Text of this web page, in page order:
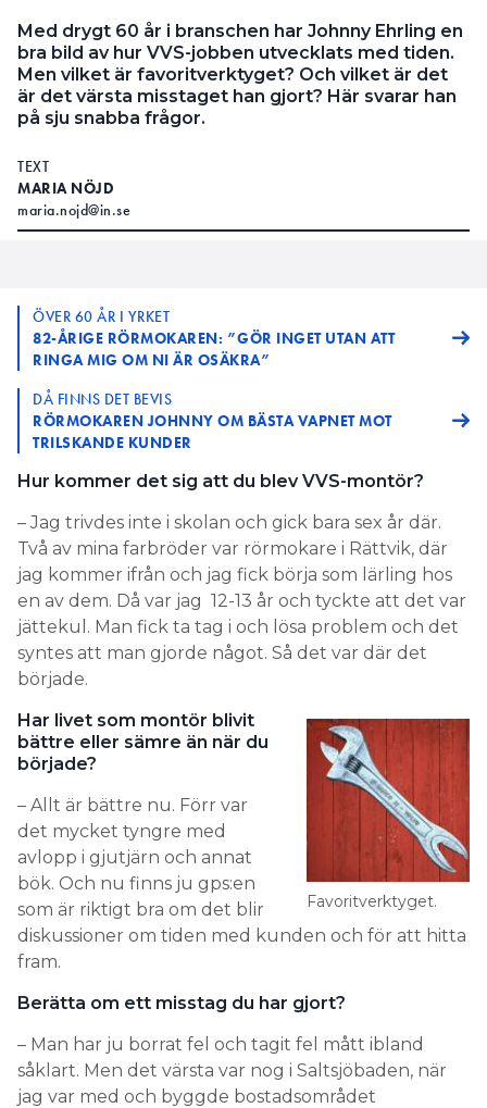
Med drygt 60 år i branschen har Johnny Ehrling en
bra bild av hur VVS-jobben utvecklats med tiden.
Men vilket är favoritverktyget? Och vilket är det
är det värsta misstaget han gjort? Här svarar han
på sju snabba frågor.
TEXT
MARIA NÖJD
maria.nojd@in.se
ÖVER 60 ÅR I YRKET
82-ÅRIGE RÖRMOKAREN: ”GÖR INGET UTAN ATT
RINGA MIG OM NI ÄR OSÄKRA”
DÅ FINNS DET BEVIS
RÖRMOKAREN JOHNNY OM BÄSTA VAPNET MOT
TRILSKANDE KUNDER
Hur kommer det sig att du blev VVS-montör?
– Jag trivdes inte i skolan och gick bara sex år där.
Två av mina farbröder var rörmokare i Rättvik, där
jag kommer ifrån och jag fick börja som lärling hos
en av dem. Då var jag 12-13 år och tyckte att det var
jättekul. Man fick ta tag i och lösa problem och det
syntes att man gjorde något. Så det var där det
började.
Favoritverktyget.
Har livet som montör blivit
bättre eller sämre än när du
började?
– Allt är bättre nu. Förr var
det mycket tyngre med
avlopp i gjutjärn och annat
bök. Och nu finns ju gps:en
som är riktigt bra om det blir
diskussioner om tiden med kunden och för att hitta
fram.
Berätta om ett misstag du har gjort?
– Man har ju borrat fel och tagit fel mått ibland
såklart. Men det värsta var nog i Saltsjöbaden, när
jag var med och byggde bostadsområdet